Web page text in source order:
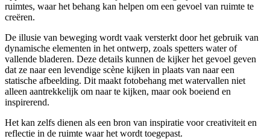
ruimtes, waar het behang kan helpen om een gevoel van ruimte te
creëren.
De illusie van beweging wordt vaak versterkt door het gebruik van
dynamische elementen in het ontwerp, zoals spetters water of
vallende bladeren. Deze details kunnen de kijker het gevoel geven
dat ze naar een levendige scène kijken in plaats van naar een
statische afbeelding. Dit maakt fotobehang met watervallen niet
alleen aantrekkelijk om naar te kijken, maar ook boeiend en
inspirerend.
Het kan zelfs dienen als een bron van inspiratie voor creativiteit en
reflectie in de ruimte waar het wordt toegepast.